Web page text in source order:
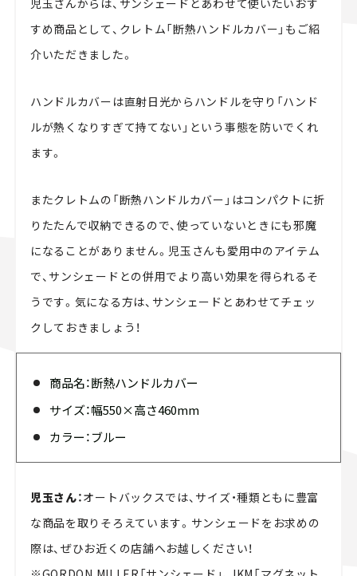
すめ商品として、クレトム「断熱ハンドルカバー」もご紹
介いただきました。
ハンドルカバーは直射日光からハンドルを守り「ハンド
ルが熱くなりすぎて持てない」という事態を防いでくれ
ます。
またクレトムの「断熱ハンドルカバー」はコンパクトに折
りたたんで収納できるので、使っていないときにも邪魔
になることがありません。児玉さんも愛用中のアイテム
で、サンシェードとの併用でより高い効果を得られるそ
うです。気になる方は、サンシェードとあわせてチェッ
クしておきましょう！
商品名：断熱ハンドルカバー
サイズ：幅550×高さ460mm
カラー：ブルー
児玉さん：オートバックスでは、サイズ・種類ともに豊富
な商品を取りそろえています。サンシェードをお求めの
際は、ぜひお近くの店舗へお越しください！